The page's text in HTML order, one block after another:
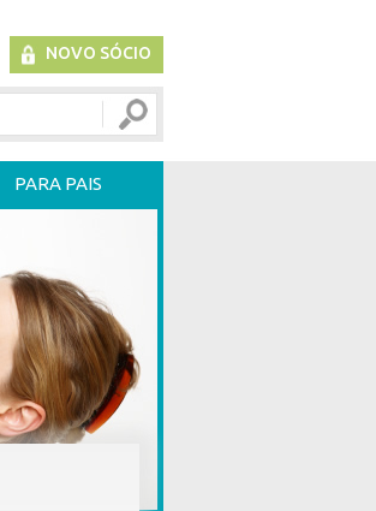
NOVO SÓCIO
PARA PAIS